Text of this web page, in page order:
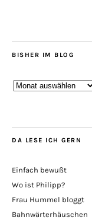
BISHER IM BLOG
Bisher
DA LESE ICH GERN
Einfach bewußt
Wo ist Philipp?
Frau Hummel bloggt
Bahnwärterhäuschen